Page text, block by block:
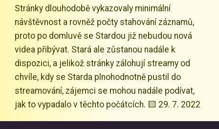
Stránky dlouhodobě vykazovaly minimální
návštěvnost a rovněž počty stahování záznamů,
proto po domluvě se Stardou již nebudou nová
videa přibývat. Stará ale zůstanou nadále k
dispozici, a jelikož stránky zálohují streamy od
chvíle, kdy se Starda plnohodnotně pustil do
streamování, zájemci se mohou nadále podívat,
jak to vypadalo v těchto počátcích. 🟨 29. 7. 2022